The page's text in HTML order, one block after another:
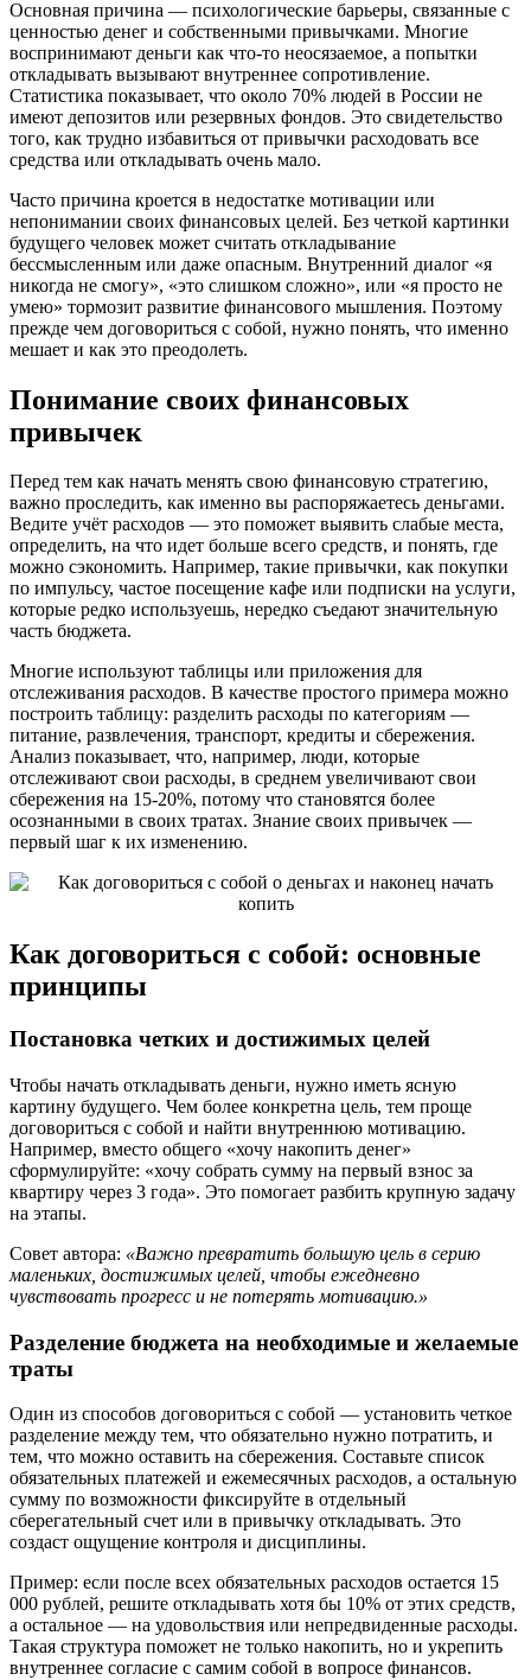
Основная причина — психологические барьеры, связанные с
ценностью денег и собственными привычками. Многие
воспринимают деньги как что-то неосязаемое, а попытки
откладывать вызывают внутреннее сопротивление.
Статистика показывает, что около 70% людей в России не
имеют депозитов или резервных фондов. Это свидетельство
того, как трудно избавиться от привычки расходовать все
средства или откладывать очень мало.
Часто причина кроется в недостатке мотивации или
непонимании своих финансовых целей. Без четкой картинки
будущего человек может считать откладывание
бессмысленным или даже опасным. Внутренний диалог «я
никогда не смогу», «это слишком сложно», или «я просто не
умею» тормозит развитие финансового мышления. Поэтому
прежде чем договориться с собой, нужно понять, что именно
мешает и как это преодолеть.
Понимание своих финансовых
привычек
Перед тем как начать менять свою финансовую стратегию,
важно проследить, как именно вы распоряжаетесь деньгами.
Ведите учёт расходов — это поможет выявить слабые места,
определить, на что идет больше всего средств, и понять, где
можно сэкономить. Например, такие привычки, как покупки
по импульсу, частое посещение кафе или подписки на услуги,
которые редко используешь, нередко съедают значительную
часть бюджета.
Многие используют таблицы или приложения для
отслеживания расходов. В качестве простого примера можно
построить таблицу: разделить расходы по категориям —
питание, развлечения, транспорт, кредиты и сбережения.
Анализ показывает, что, например, люди, которые
отслеживают свои расходы, в среднем увеличивают свои
сбережения на 15-20%, потому что становятся более
осознанными в своих тратах. Знание своих привычек —
первый шаг к их изменению.
Как договориться с собой: основные
принципы
Постановка четких и достижимых целей
Чтобы начать откладывать деньги, нужно иметь ясную
картину будущего. Чем более конкретна цель, тем проще
договориться с собой и найти внутреннюю мотивацию.
Например, вместо общего «хочу накопить денег»
сформулируйте: «хочу собрать сумму на первый взнос за
квартиру через 3 года». Это помогает разбить крупную задачу
на этапы.
Совет автора: «Важно превратить большую цель в серию
маленьких, достижимых целей, чтобы ежедневно
чувствовать прогресс и не потерять мотивацию.»
Разделение бюджета на необходимые и желаемые
траты
Один из способов договориться с собой — установить четкое
разделение между тем, что обязательно нужно потратить, и
тем, что можно оставить на сбережения. Составьте список
обязательных платежей и ежемесячных расходов, а остальную
сумму по возможности фиксируйте в отдельный
сберегательный счет или в привычку откладывать. Это
создаст ощущение контроля и дисциплины.
Пример: если после всех обязательных расходов остается 15
000 рублей, решите откладывать хотя бы 10% от этих средств,
а остальное — на удовольствия или непредвиденные расходы.
Такая структура поможет не только накопить, но и укрепить
внутреннее согласие с самим собой в вопросе финансов.